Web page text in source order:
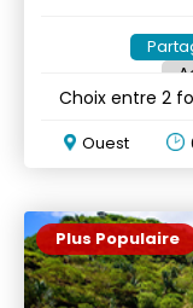
Choix entre 2
Ouest
Plus Populaire